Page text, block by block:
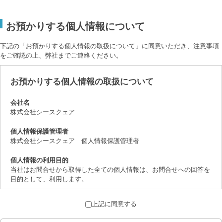
お預かりする個人情報について
下記の「お預かりする個人情報の取扱について」に同意いただき、注意事項
をご確認の上、弊社までご連絡ください。
お預かりする個人情報の取扱について
会社名
株式会社シースクェア
個人情報保護管理者
株式会社シースクェア 個人情報保護管理者
個人情報の利用目的
当社はお問合せから取得した全ての個人情報は、お問合せへの回答を
目的として、利用します。
取得した個人情報は、法律上許されている場合を除き、ご本人の了解
を得ることなく第三者に提供することはありません。
上記に同意する